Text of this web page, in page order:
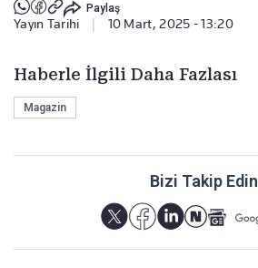
Paylaş
Yayın Tarihi 10 Mart, 2025 - 13:20
Haberle İlgili Daha Fazlası
Magazin
Bizi Takip Edin